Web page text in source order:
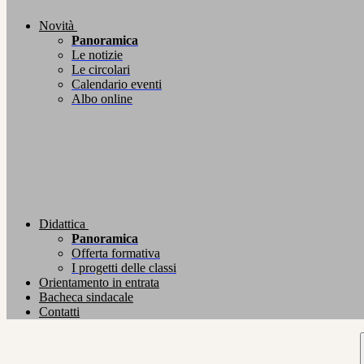
Novità
Panoramica
Le notizie
Le circolari
Calendario eventi
Albo online
Didattica
Panoramica
Offerta formativa
I progetti delle classi
Orientamento in entrata
Bacheca sindacale
Contatti